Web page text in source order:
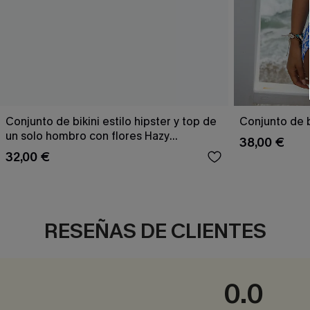
Conjunto de bikini estilo hipster y top de
un solo hombro con flores Hazy
Tenderness
32,00 €
Conjunto de
38,00 €
RESEÑAS DE CLIENTES
0.0